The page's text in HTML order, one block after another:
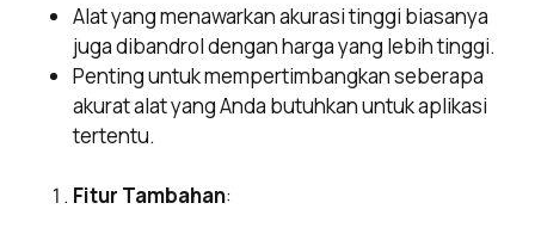
Alat yang menawarkan akurasi tinggi biasanya
juga dibandrol dengan harga yang lebih tinggi.
Penting untuk mempertimbangkan seberapa
akurat alat yang Anda butuhkan untuk aplikasi
tertentu.
Fitur Tambahan: